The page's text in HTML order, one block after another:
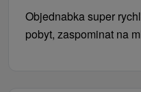
Objednabka super
pobyt, zaspominat na